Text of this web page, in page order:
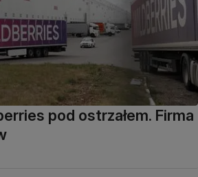
pod ostrzałem. Firma